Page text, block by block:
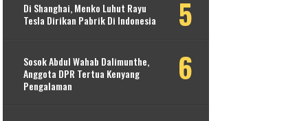
Di Shanghai, Menko Luhut Rayu
Tesla Dirikan Pabrik Di Indonesia
Sosok Abdul Wahab Dalimunthe,
Anggota DPR Tertua Kenyang
Pengalaman